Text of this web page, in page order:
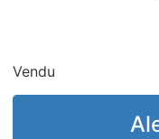
Vendu